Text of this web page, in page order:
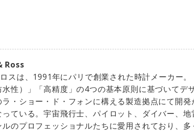
Ross
スは、1991年にパリで創業された時計メーカー
水性）」「高精度」の4つの基本原則に基づいてデ
ラ・ショー・ド・フォンに構える製造拠点にて開
っている。宇宙飛行士、パイロット、ダイバー、
ルのプロフェッショナルたちに愛用されており、